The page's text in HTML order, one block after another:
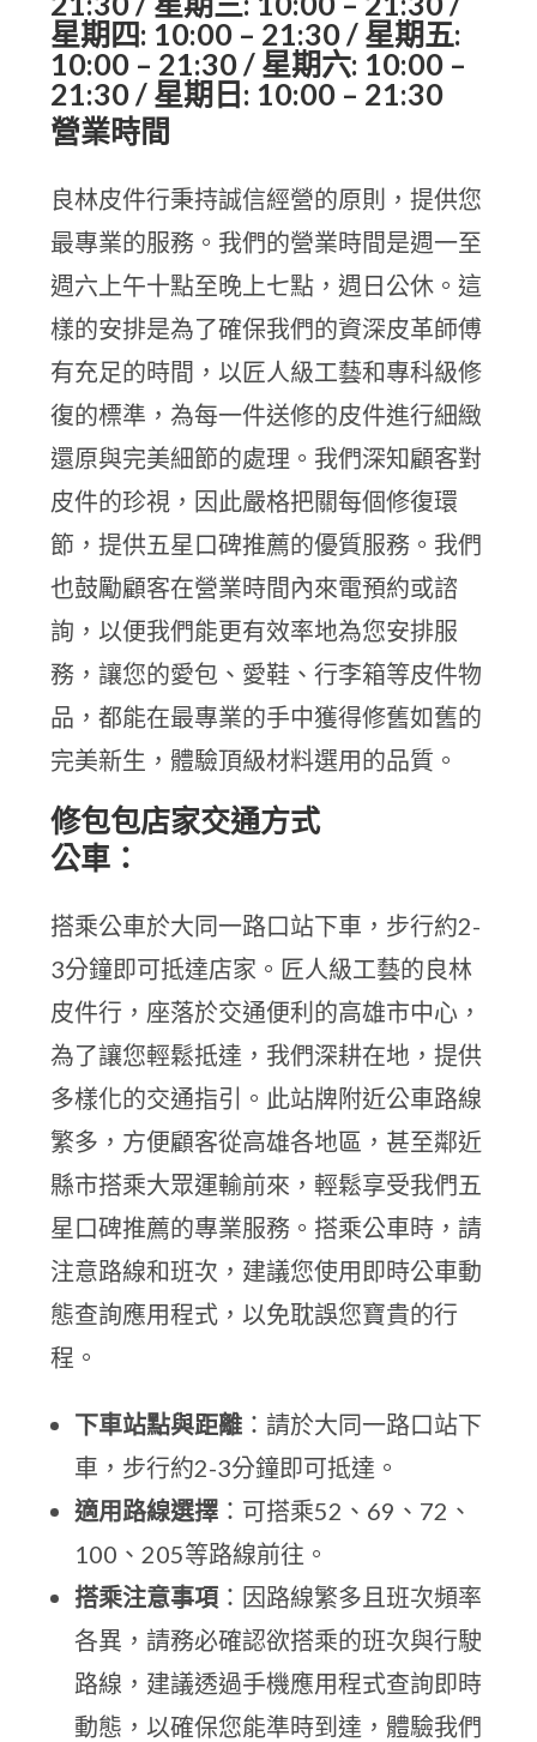
星期四: 10:00 – 21:30 / 星期五:
10:00 – 21:30 / 星期六: 10:00 –
21:30 / 星期日: 10:00 – 21:30
營業時間
良林皮件行秉持誠信經營的原則，提供您
最專業的服務。我們的營業時間是週一至
週六上午十點至晚上七點，週日公休。這
樣的安排是為了確保我們的資深皮革師傅
有充足的時間，以匠人級工藝和專科級修
復的標準，為每一件送修的皮件進行細緻
還原與完美細節的處理。我們深知顧客對
皮件的珍視，因此嚴格把關每個修復環
節，提供五星口碑推薦的優質服務。我們
也鼓勵顧客在營業時間內來電預約或諮
詢，以便我們能更有效率地為您安排服
務，讓您的愛包、愛鞋、行李箱等皮件物
品，都能在最專業的手中獲得修舊如舊的
完美新生，體驗頂級材料選用的品質。
修包包店家交通方式
公車：
搭乘公車於大同一路口站下車，步行約2-
3分鐘即可抵達店家。匠人級工藝的良林
皮件行，座落於交通便利的高雄市中心，
為了讓您輕鬆抵達，我們深耕在地，提供
多樣化的交通指引。此站牌附近公車路線
繁多，方便顧客從高雄各地區，甚至鄰近
縣市搭乘大眾運輸前來，輕鬆享受我們五
星口碑推薦的專業服務。搭乘公車時，請
注意路線和班次，建議您使用即時公車動
態查詢應用程式，以免耽誤您寶貴的行
程。
下車站點與距離 ：請於大同一路口站下
車，步行約2-3分鐘即可抵達。
適用路線選擇 ：可搭乘52、69、72、
100、205等路線前往。
搭乘注意事項 ：因路線繁多且班次頻率
各異，請務必確認欲搭乘的班次與行駛
路線，建議透過手機應用程式查詢即時
動態，以確保您能準時到達，體驗我們